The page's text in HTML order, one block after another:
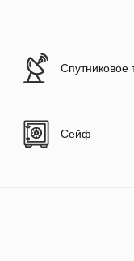
Спутниковое
Сейф